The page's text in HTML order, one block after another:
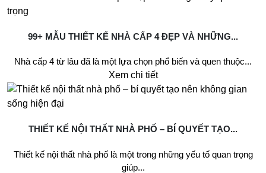
99+ MẪU THIẾT KẾ NHÀ CẤP 4 ĐẸP VÀ NHỮNG...
Nhà cấp 4 từ lâu đã là một lựa chọn phổ biến và quen thuộc...
Xem chi tiết
THIẾT KẾ NỘI THẤT NHÀ PHỐ – BÍ QUYẾT TẠO...
Thiết kế nội thất nhà phố là một trong những yếu tố quan trọng
giúp...